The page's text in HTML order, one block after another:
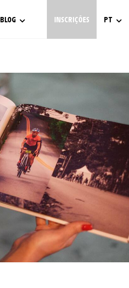
BLOG INSCRIÇÕES PT